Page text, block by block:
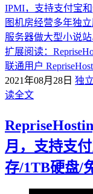
IPMI，支持支付宝和
图机房经营多年独
服务器做大型小说
扩展阅读：
联通用户
2021年08月28日 独
读全文
月，支持支
存/1TB硬盘/